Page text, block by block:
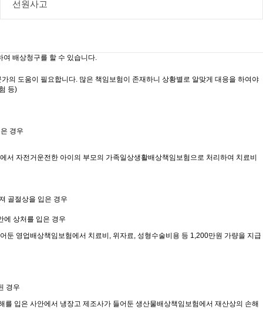
선원사고
여 배상청구를 할 수 있습니다.
의 도움이 필요합니다. 많은 책임보험이 존재하니 상황별로 알맞게 대응을 하여야
등)
경우
자전거운전한 아이의 부모의 가족일상생활배상책임보험으로 처리하여 치료비
골절상을 입은 경우
에 상처를 입은 경우
둔 영업배상책임보험에서 치료비, 위자료, 성형수술비용 등 1,200만원 가량을 지급
경우
입은 사안에서 냉장고 제조사가 들어둔 생산물배상책임보험에서 재산상의 손해